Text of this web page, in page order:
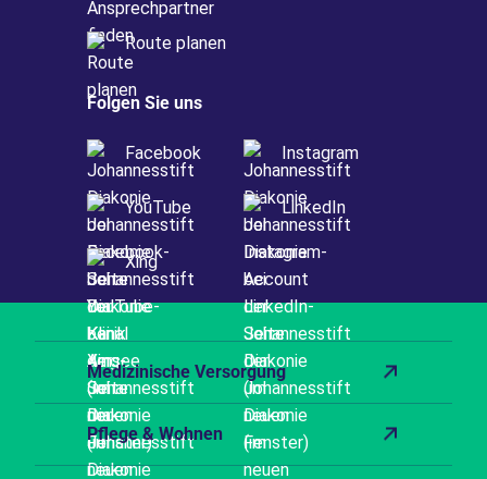
Route planen
Folgen Sie uns
Facebook Instagram
YouTube LinkedIn
Xing
Medizinische Versorgung
Pflege & Wohnen